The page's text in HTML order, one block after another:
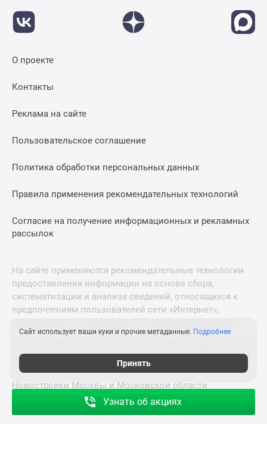
Узнать об акциях
О проекте
Контакты
Реклама на сайте
Пользовательское соглашение
Политика обработки персональных данных
Правила применения рекомендательных технологий
Согласие на получение информационных и рекламных
рассылок
На сайте применяются рекомендательные технологии
предоставления информации на основе сбора,
систематизации и анализа сведений, относящихся к
предпочтениям пользователей сети «Интернет»,
что нужно знать о новостройках
Новостройки Москвы и Московской области
Сайт использует ваши куки и прочие метаданные. Подробнее
Принять